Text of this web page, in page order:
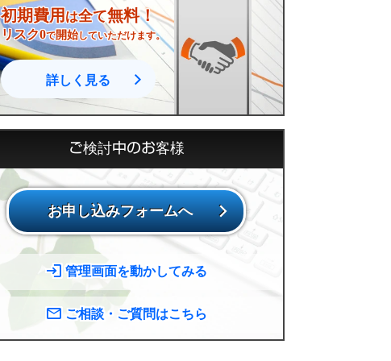
初期費用は全て無料！
リスク0で開始していただけます。
詳しく見る
ご検討中のお客様
お申し込みフォームへ
管理画面を動かしてみる
ご相談・ご質問はこちら